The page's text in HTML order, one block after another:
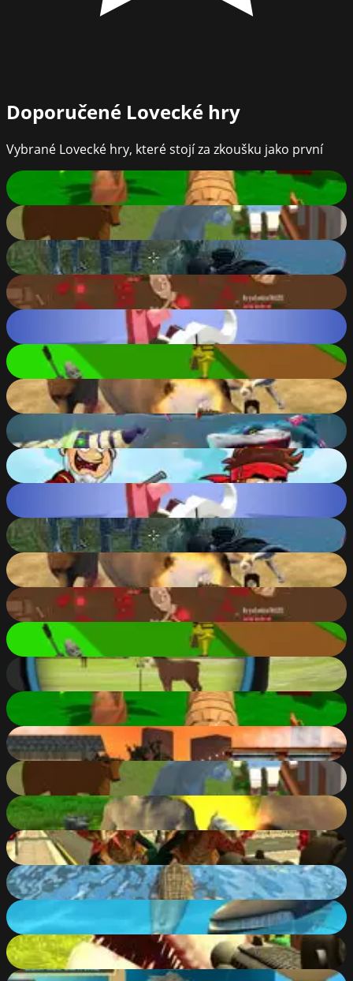
Doporučené Lovecké hry
Vybrané Lovecké hry, které stojí za zkoušku jako první
Tiger Simulator 3D
87
Wolf Simulator: Wild Animals 3D
83 %
Dinosaurs Jurassic Survival World
88%
Brutalmania.io
88%
Rodeo Stampede
84
Robin Forest Run
82
Super Hunting
81%
Hungry Shark Arena Horror Night
77%
Jake vs Pirate run
76
Rodeo Stampede
84
Dinosaurs Jurassic Survival World
88%
Super Hunting
81%
Brutalmania.io
88%
Robin Forest Run
82
Hunter 3D
73 %
Tiger Simulator 3D
87
L.A. Rex
61%
Wolf Simulator: Wild Animals 3D
83 %
Survival Simulator
74%
Monster Hunting City Shooting
64
Crocodile Simulator Beach Hunt
64%
Shark Simulator Beach Killer
70%
Dinosaur Hunter Dino City
74%
Fantastic Fishing